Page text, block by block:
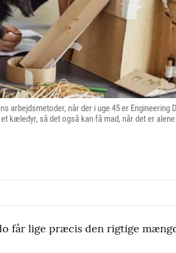
arbejdsmetoder, når der i uge 45 er Engineering
kæledyr, så det også kan få mad, når det er
får lige præcis den rigtige